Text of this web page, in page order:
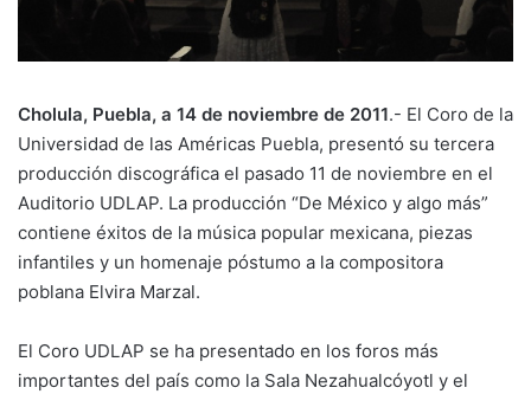
Cholula, Puebla, a 14 de noviembre de 2011.- El Coro de la
Universidad de las Américas Puebla, presentó su tercera
producción discográfica el pasado 11 de noviembre en el
Auditorio UDLAP. La producción “De México y algo más”
contiene éxitos de la música popular mexicana, piezas
infantiles y un homenaje póstumo a la compositora
poblana Elvira Marzal.
El Coro UDLAP se ha presentado en los foros más
importantes del país como la Sala Nezahualcóyotl y el